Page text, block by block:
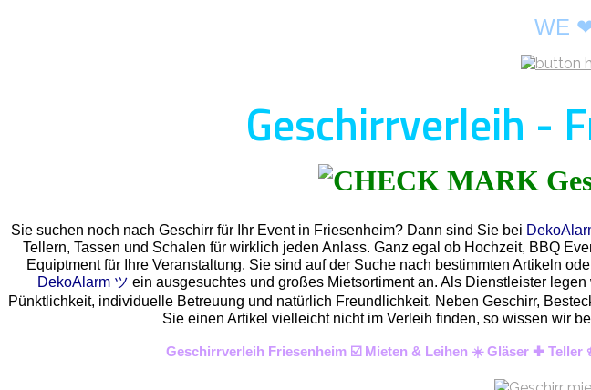
WE
Geschirrverleih -
Sie suchen noch nach Geschirr für Ihr Event in Friesenheim? Dann sind Sie bei
Tellern, Tassen und Schalen für wirklich jeden Anlass. Ganz egal ob Hochzeit, BBQ
Equiptment für Ihre Veranstaltung. Sie sind auf der Suche nach bestimmten Artikeln
DekoAlarm ツ ein ausgesuchtes und großes Mietsortiment an. Als Dienstleister
Pünktlichkeit, individuelle Betreuung und natürlich Freundlichkeit. Neben Geschirr,
Sie einen Artikel vielleicht nicht im Verleih finden, so wissen wir
Geschirrverleih Friesenheim ☑️ Mieten & Leihen ☀️ Gläser ✚